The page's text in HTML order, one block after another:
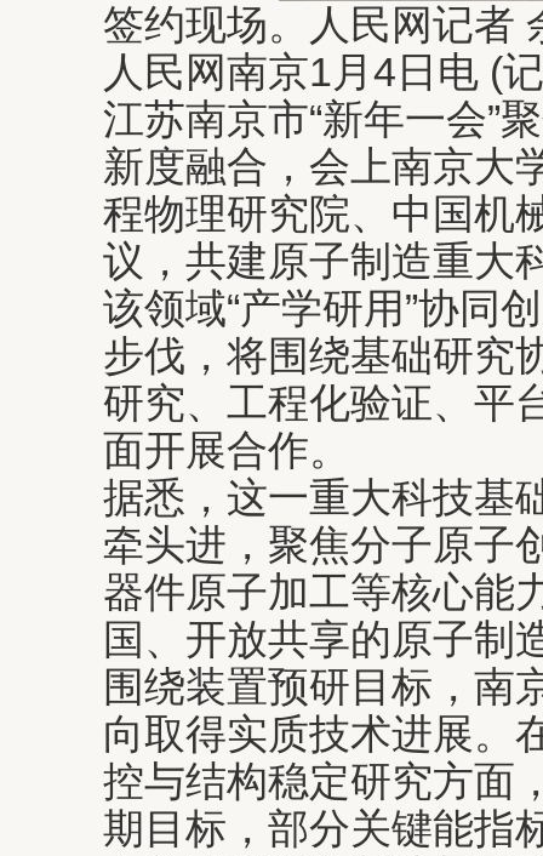
签约现场。人民网记者
人民网南京1月4日电 (
江苏南京市“新年一会”
新度融合，会上南京大
程物理研究院、中国机
议，共建原子制造重大
该领域“产学研用”协同
步伐，将围绕基础研究
研究、工程化验证、平
面开展合作。
据悉，这一重大科技基
牵头进，聚焦分子原子
器件原子加工等核心能
国、开放共享的原子制
围绕装置预研目标，南
向取得实质技术进展。
控与结构稳定研究方面
期目标，部分关键能指